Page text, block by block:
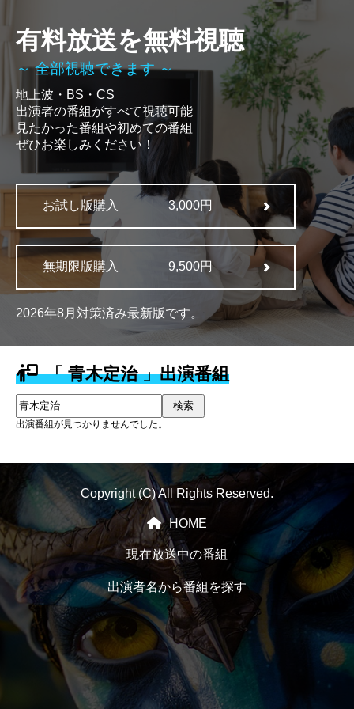
有料放送を無料視聴
～ 全部視聴できます ～
地上波・BS・CS
出演者の番組がすべて視聴可能
見たかった番組や初めての番組
ぜひお楽しみください！
お試し版購入 3,000円
無期限版購入 9,500円
2026年8月対策済み最新版です。
「 青木定治 」出演番組
検索
出演番組が見つかりませんでした。
Copyright (C) All Rights Reserved.
HOME
現在放送中の番組
出演者名から番組を探す